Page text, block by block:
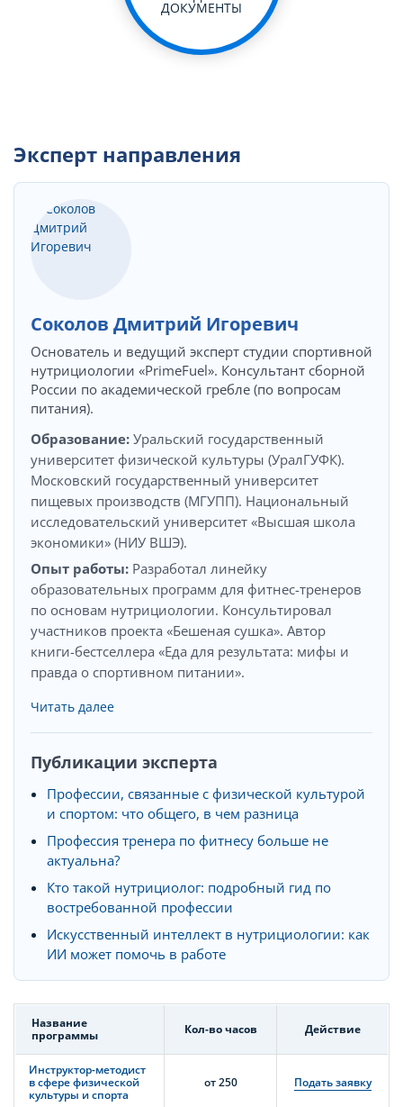
ДОКУМЕНТЫ
Эксперт направления
Соколов Дмитрий Игоревич
Основатель и ведущий эксперт студии спортивной
нутрициологии «PrimeFuel». Консультант сборной
России по академической гребле (по вопросам
питания).
Образование: Уральский государственный
университет физической культуры (УралГУФК).
Московский государственный университет
пищевых производств (МГУПП). Национальный
исследовательский университет «Высшая школа
экономики» (НИУ ВШЭ).
Опыт работы: Разработал линейку
образовательных программ для фитнес-тренеров
по основам нутрициологии. Консультировал
участников проекта «Бешеная сушка». Автор
книги-бестселлера «Еда для результата: мифы и
правда о спортивном питании».
Читать далее
Публикации эксперта
Профессии, связанные с физической культурой
и спортом: что общего, в чем разница
Профессия тренера по фитнесу больше не
актуальна?
Кто такой нутрициолог: подробный гид по
востребованной профессии
Искусственный интеллект в нутрициологии: как
ИИ может помочь в работе
Название
программы
Кол-во часов Действие
Инструктор-методист
в сфере физической
культуры и спорта
от 250 Подать заявку